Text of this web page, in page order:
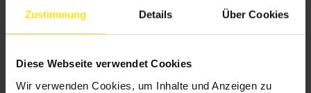
Zustimmung Details Über Cookies
Diese Webseite verwendet Cookies
Wir verwenden Cookies, um Inhalte und Anzeigen zu
neugierigen Blicken, für mehr Komfort
und Privatsphäre.